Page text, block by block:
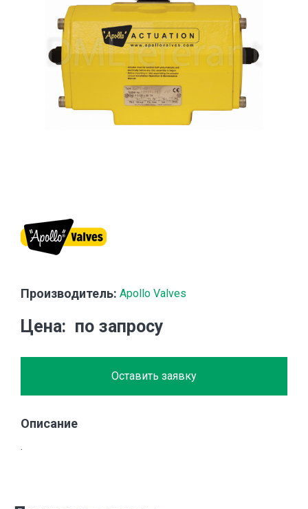
Производитель: Apollo Valves
Цена по запросу
Оставить заявку
Описание
.